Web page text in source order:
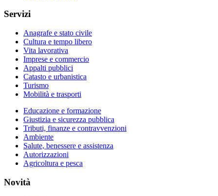
Servizi
Anagrafe e stato civile
Cultura e tempo libero
Vita lavorativa
Imprese e commercio
Appalti pubblici
Catasto e urbanistica
Turismo
Mobilità e trasporti
Educazione e formazione
Giustizia e sicurezza pubblica
Tributi, finanze e contravvenzioni
Ambiente
Salute, benessere e assistenza
Autorizzazioni
Agricoltura e pesca
Novità